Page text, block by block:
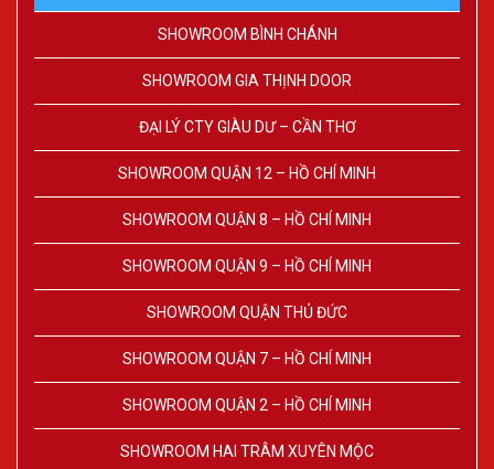
SHOWROOM BÌNH CHÁNH
SHOWROOM GIA THỊNH DOOR
ĐẠI LÝ CTY GIÀU DƯ – CẦN THƠ
SHOWROOM QUẬN 12 – HỒ CHÍ MINH
SHOWROOM QUẬN 8 – HỒ CHÍ MINH
SHOWROOM QUẬN 9 – HỒ CHÍ MINH
SHOWROOM QUẬN THỦ ĐỨC
SHOWROOM QUẬN 7 – HỒ CHÍ MINH
SHOWROOM QUẬN 2 – HỒ CHÍ MINH
SHOWROOM HAI TRÂM XUYÊN MỘC